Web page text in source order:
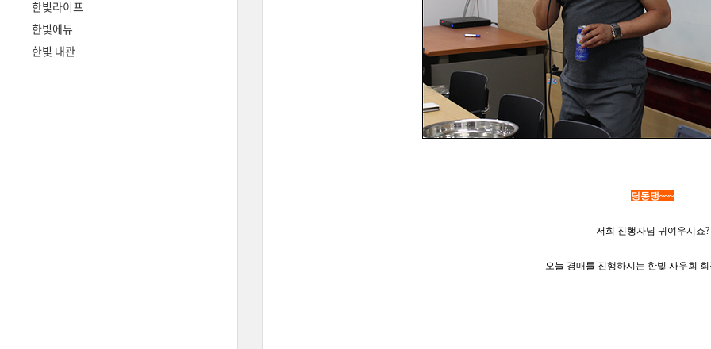
한빛라이프
한빛에듀
한빛 대관
딩동댕~~~
저희 진행자님 귀여우시죠?
오늘 경매를 진행하시는 한빛 사우회